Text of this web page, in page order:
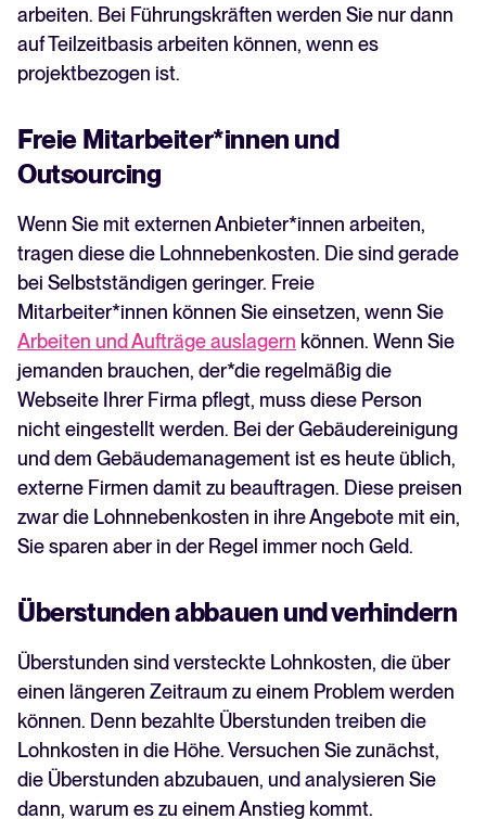
arbeiten. Bei Führungskräften werden Sie nur dann
auf Teilzeitbasis arbeiten können, wenn es
projektbezogen ist.
Freie Mitarbeiter*innen und
Outsourcing
Wenn Sie mit externen Anbieter*innen arbeiten,
tragen diese die Lohnnebenkosten. Die sind gerade
bei Selbstständigen geringer. Freie
Mitarbeiter*innen können Sie einsetzen, wenn Sie
Arbeiten und Aufträge auslagern können. Wenn Sie
jemanden brauchen, der*die regelmäßig die
Webseite Ihrer Firma pflegt, muss diese Person
nicht eingestellt werden. Bei der Gebäudereinigung
und dem Gebäudemanagement ist es heute üblich,
externe Firmen damit zu beauftragen. Diese preisen
zwar die Lohnnebenkosten in ihre Angebote mit ein,
Sie sparen aber in der Regel immer noch Geld.
Überstunden abbauen und verhindern
Überstunden sind versteckte Lohnkosten, die über
einen längeren Zeitraum zu einem Problem werden
können. Denn bezahlte Überstunden treiben die
Lohnkosten in die Höhe. Versuchen Sie zunächst,
die Überstunden abzubauen, und analysieren Sie
dann, warum es zu einem Anstieg kommt.